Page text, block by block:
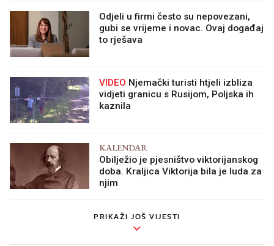
Odjeli u firmi često su nepovezani,
gubi se vrijeme i novac. Ovaj događaj
to rješava
VIDEO
vidjeti granicu s Rusijom, Poljska ih
kaznila
KALENDAR
Obilježio je pjesništvo viktorijanskog
doba. Kraljica Viktorija bila je luda za
njim
PRIKAŽI JOŠ VIJESTI